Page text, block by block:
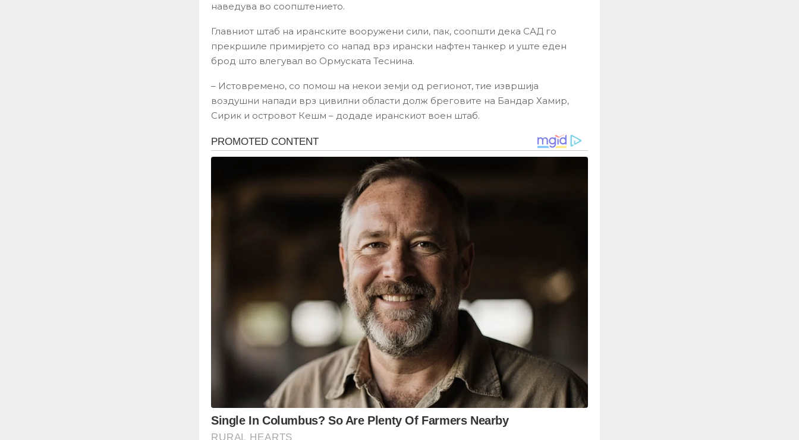
наведува во соопштението.
Главниот штаб на иранските вооружени сили, пак, соопшти дека САД го
прекршиле примирјето со напад врз ирански нафтен танкер и уште еден
брод што влегувал во Ормуската Теснина.
– Истовремено, со помош на некои земји од регионот, тие извршија
воздушни напади врз цивилни области долж бреговите на Бандар Хамир,
Сирик и островот Кешм – додаде иранскиот воен штаб.